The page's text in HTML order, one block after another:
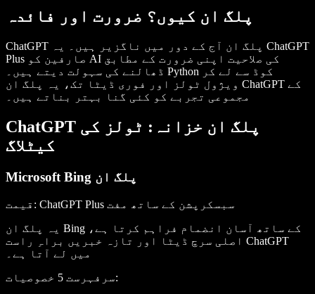
پلگ ان کیوں؟ ضرورت اور فائدہ
ChatGPT پلگ ان آج کے دور میں ناگزیر ہیں۔ یہ ChatGPT
Plus صارفین کو AI کی صلاحیت اپنی ضرورت کے مطابق
ڈھالنے کی سہولت دیتے ہیں۔ Python کوڈ سے لے کر
ویژول ٹولز اور فوری ڈیٹا تک، یہ پلگ ان ChatGPT کے
مجموعی تجربے کو کئی گنا بہتر بناتے ہیں۔
ChatGPT پلگ ان خزانہ: ٹولز کی
کیٹلاگ
Microsoft Bing پلگ ان
قیمت
: ChatGPT Plus سبسکرپشن کے ساتھ مفت
یہ پلگ ان Bing کے ساتھ آسان انضمام فراہم کرتا ہے،
اصلی سرچ ڈیٹا اور تازہ خبریں براہِ راست ChatGPT
میں لے آتا ہے۔
سرفہرست 5 خصوصیات: